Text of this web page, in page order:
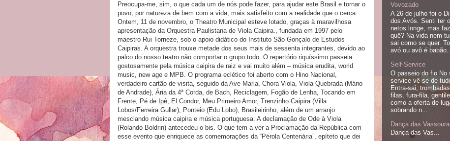
Preocupa-me, sim, o que cada um de nós pode fazer, para ajudar este Brasil e tornar o
povo, por natureza de bem com a vida, mais satisfeito com a realidade que o cerca.
Ontem, 11 de novembro, o Theatro Municipal esteve lotado, graças à maravilhosa
apresentação da Orquestra Paulistana de Viola Caipira., fundada em 1997 pelo
maestro Rui Torneze, sob o apoio didático do Instituto São Gonçalo de Estudos
Caipiras. A orquestra trouxe metade dos seus mais de sessenta integrantes, devido ao
palco do nosso teatro não comportar o grupo todo. O repertório riquíssimo passeia
gostosamente pela música caipira de raiz e vai muito além – música erudita, world
music, new age e MPB. O programa eclético foi aberto com o Hino Nacional,
verdadeiro cartão de visita, seguido da Ave Maria, Chora Viola, Viola Quebrada (Mário
de Andrade), Ária da 4ª Corda, de Bach, Reciclagem, Fogão de Lenha, Tocando em
Frente, Pé de Ipê, El Condor, Meu Primeiro Amor, Trenzinho Caipira (Villa
Lobos/Ferreira Gullar), Ponteio (Edu Lobo), Brasileirinho, além de um arranjo
mesclando música caipira e música portuguesa. A declamação de Ode à Viola
(Rolando Boldrin) antecedeu o bis. O que tem a ver a Proclamação da República com
esse evento que enriquece as comemorações da “Pérola Centenária”, epíteto que dei
Vovozado
A 26 de julho foi o
dos Avós. Senti ter
netos longe, mas
quê? Na vida nem
sai como se quer.
avó ou avô é
Self-Service
O passeio do fio No
service vê-se de
Entra-sai,
filas, fura-fila,
como a oferta de
sobrando n...
Dança das
Dança das Vas...